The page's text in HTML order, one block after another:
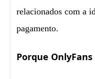
relacionados com a
pagamento.
Porque